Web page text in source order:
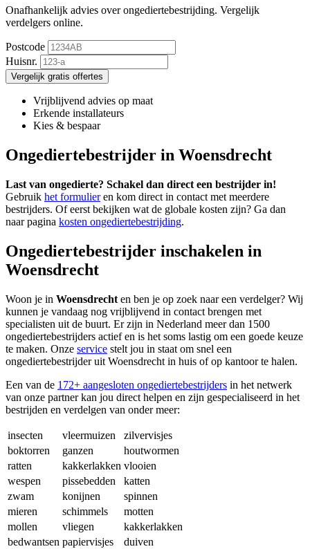
Onafhankelijk advies over ongediertebestrijding. Vergelijk
verdelgers online.
Postcode
Huisnr.
Vergelijk gratis offertes
Vrijblijvend advies op maat
Erkende installateurs
Kies & bespaar
Ongediertebestrijder in Woensdrecht
Last van ongedierte? Schakel dan direct een bestrijder in!
Gebruik het formulieren kom direct in contact met meerdere
bestrijders. Of eerst bekijken wat de globale kosten zijn? Ga dan
naar pagina kosten ongediertebestrijding.
Ongediertebestrijder inschakelen in
Woensdrecht
Woon je in Woensdrecht en ben je op zoek naar een verdelger? Wij
kunnen je vandaag nog vrijblijvend in contact brengen met
specialisten uit de buurt. Er zijn in Nederland meer dan 1500
ongediertebestrijders actief en is het soms lastig om een goede keuze
te maken. Onze service stelt jou in staat om snel een
ongediertebestrijder uit Woensdrecht in huis of op kantoor te halen.
Een van de 172+ aangesloten ongediertebestrijders in het netwerk
van onze partner kan jou direct helpen en zijn gespecialiseerd in het
bestrijden en verdelgen van onder meer:
insecten vleermuizen
zilvervisjes
boktorren
ganzen
houtwormen
ratten
kakkerlakken vlooien
wespen
pissebedden
katten
zwam
konijnen
spinnen
mieren
schimmels
motten
mollen
vliegen
kakkerlakken
bedwantsen papiervisjes
duiven